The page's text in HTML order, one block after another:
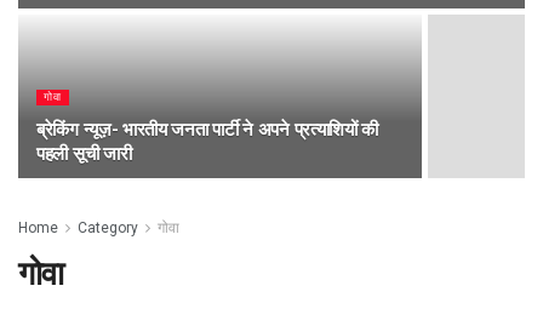
गोवा
ब्रेकिंग न्यूज़- भारतीय जनता पार्टी ने अपने प्रत्याशियों की
पहली सूची जारी
Home Category गोवा
गोवा